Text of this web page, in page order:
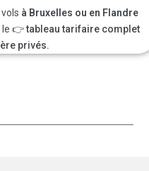
à Bruxelles ou en Flandre
👉 tableau tarifaire complet
privés.